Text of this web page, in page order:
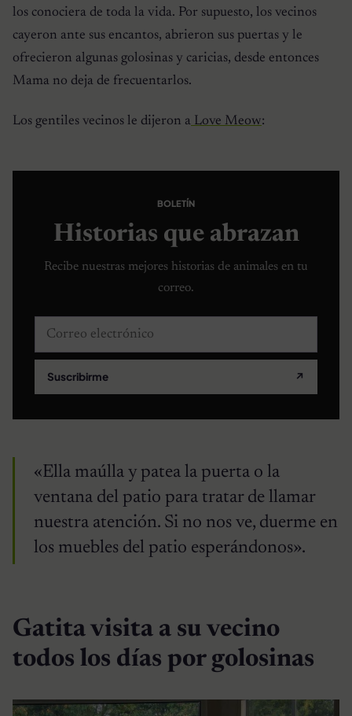
los conociera de toda la vida. Por supuesto, los vecinos
cayeron ante sus encantos, abrieron sus puertas y le
ofrecieron algunas golosinas y caricias, desde entonces
Mama no deja de frecuentarlos.
Los gentiles vecinos le dijeron a Love Meow:
BOLETÍN
Historias que abrazan
Recibe nuestras mejores historias de animales en tu
correo.
Correo electrónico
Suscribirme ↗
«Ella maúlla y patea la puerta o la
ventana del patio para tratar de llamar
nuestra atención. Si no nos ve, duerme en
los muebles del patio esperándonos».
Gatita visita a su vecino
todos los días por golosinas